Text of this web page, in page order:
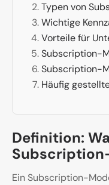
Typen von
Wichtige
Vorteile für
Subscription-
Subscription-
Häufig
Definition:
Ein Subscription-